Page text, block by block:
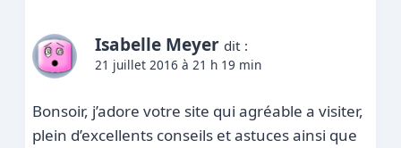
Isabelle Meyer dit :
21 juillet 2016 à 21 h 19 min
Bonsoir, j’adore votre site qui agréable a visiter,
plein d’excellents conseils et astuces ainsi que